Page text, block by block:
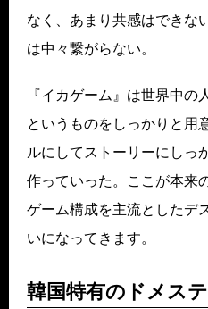
なく、あまり共感はできな
は中々繋がらない。
『イカゲーム』は世界中の
というものをしっかりと用
ルにしてストーリーにしっ
作っていった。ここが本来
ゲーム構成を主流としたデ
いになってきます。
韓国特有のドメス